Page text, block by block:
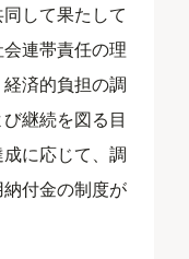
して果たして
連帯責任の理
済的負担の調
継続を図る目
に応じて、調
付金の制度が